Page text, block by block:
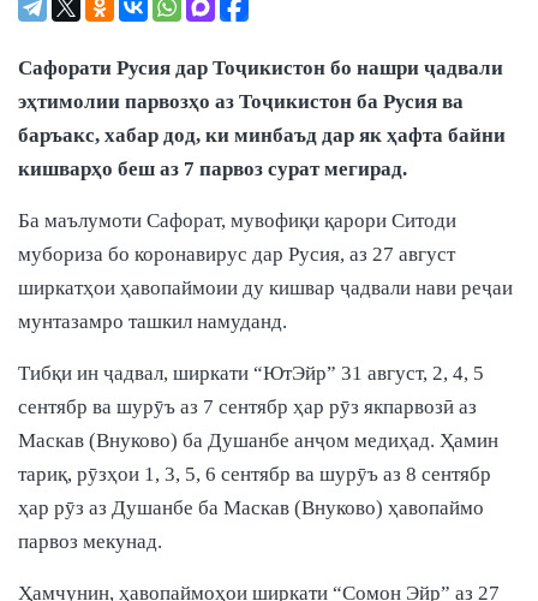
Сафорати Русия дар Тоҷикистон бо нашри ҷадвали
эҳтимолии парвозҳо аз Тоҷикистон ба Русия ва
баръакс, хабар дод, ки минбаъд дар як ҳафта байни
кишварҳо беш аз 7 парвоз сурат мегирад.
Ба маълумоти Сафорат, мувофиқи қарори Ситоди
мубориза бо коронавирус дар Русия, аз 27 август
ширкатҳои ҳавопаймоии ду кишвар ҷадвали нави реҷаи
мунтазамро ташкил намуданд.
Тибқи ин ҷадвал, ширкати “ЮтЭйр” 31 август, 2, 4, 5
сентябр ва шурӯъ аз 7 сентябр ҳар рӯз якпарвозӣ аз
Маскав (Внуково) ба Душанбе анҷом медиҳад. Ҳамин
тариқ, рӯзҳои 1, 3, 5, 6 сентябр ва шурӯъ аз 8 сентябр
ҳар рӯз аз Душанбе ба Маскав (Внуково) ҳавопаймо
парвоз мекунад.
Ҳамчунин, ҳавопаймоҳои ширкати “Сомон Эйр” аз 27